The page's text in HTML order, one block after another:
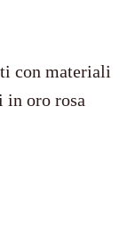
con materiali
in oro rosa